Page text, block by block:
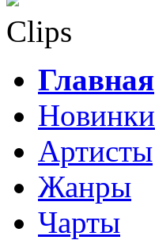
Clips
Главная
Новинки
Артисты
Жанры
Чарты